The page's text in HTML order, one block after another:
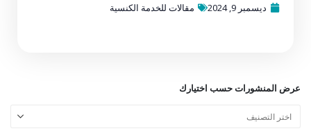
ديسمبر 9, 2024
مقالات للخدمة الكنسية
عرض المنشورات حسب اختيارك